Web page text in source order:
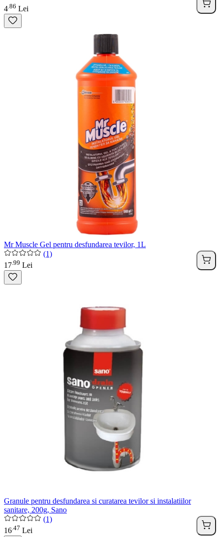
4 86 Lei
Mr Muscle Gel pentru desfundarea tevilor, 1L
(1)
17 99 Lei
Granule pentru desfundarea si curatarea tevilor si instalatiilor
sanitare, 200g, Sano
(1)
16 47 Lei